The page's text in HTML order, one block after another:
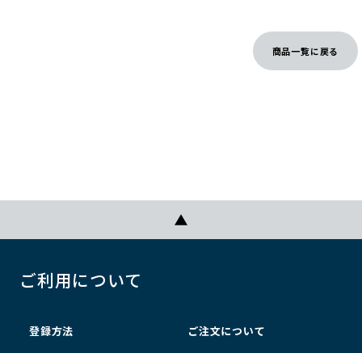
商品一覧に戻る
ご利用について
登録方法 ご注文について